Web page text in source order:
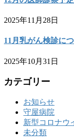
2025年11月28日
11月乳がん検診に
2025年10月31日
カテゴリー
お知らせ
守屋病院
新型コロナウ
未分類